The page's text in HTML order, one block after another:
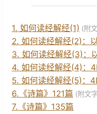
1. 如何读经解经(1) (附
2. 如何读经解经(2)：
3. 如何读经解经(3)：
4. 如何读经解经(4)：
5. 如何读经解经(5)：
6.《诗篇》121篇 (附文
7.《诗篇》135篇